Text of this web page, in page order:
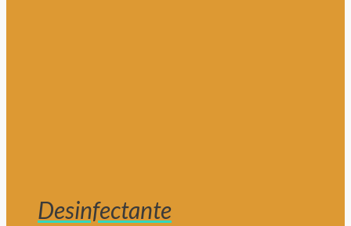
Desinfectante